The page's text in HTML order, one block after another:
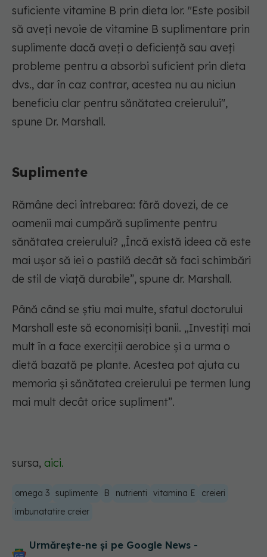
suficiente vitamine B prin dieta lor. "Este posibil
să aveți nevoie de vitamine B suplimentare prin
suplimente dacă aveți o deficiență sau aveți
probleme pentru a absorbi suficient prin dieta
dvs., dar în caz contrar, acestea nu au niciun
beneficiu clar pentru sănătatea creierului",
spune Dr. Marshall.
Suplimente
Rămâne deci întrebarea: fără dovezi, de ce
oamenii mai cumpără suplimente pentru
sănătatea creierului? „Încă există ideea că este
mai ușor să iei o pastilă decât să faci schimbări
de stil de viață durabile”, spune dr. Marshall.
Până când se știu mai multe, sfatul doctorului
Marshall este să economisiți banii. „Investiți mai
mult în a face exerciții aerobice și a urma o
dietă bazată pe plante. Acestea pot ajuta cu
memoria și sănătatea creierului pe termen lung
mai mult decât orice supliment”.
sursa, aici.
omega 3 suplimente B nutrienti vitamina E
creieri
imbunatatire creier
Urmărește-ne și pe Google News -